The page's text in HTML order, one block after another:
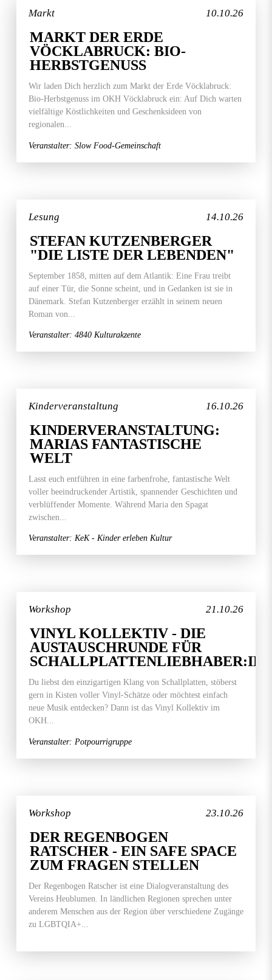
10.10.26
Markt
MARKT DER ERDE
VÖCKLABRUCK: BIO-
HERBSTGENUSS
Wir laden Dich herzlich zum Markt der Erde Vöcklabruck:
Bio-Herbstgenuss im OKH Vöcklabruck ein: Auf Dich warten
vielfältige Köstlichkeiten und Geschenksideen von
regionalen...
Veranstalter: Slow Food-Gemeinschaft
14.10.26
Lesung
STEFAN KUTZENBERGER
"DIE LISTE DER LEBENDEN"
September 1858, mitten auf dem Atlantik: Eine Frau treibt
auf einer Tür, die Sonne scheint, und in Gedanken ist sie in
Dänemark. Stefan Kutzenberger erzählt in seinem neuen
Roman von...
Veranstalter: 4840 Kulturakzente
16.10.26
Kinderveranstaltung
KINDERVERANSTALTUNG:
MARIAS FANTASTISCHE
WELT
Lasst euch entführen in eine farbenfrohe, fantastische Welt
voller beeindruckender Artistik, spannender Geschichten und
verblüffender Momente. Während Maria den Spagat
zwischen...
Veranstalter: KeK - Kinder erleben Kultur
21.10.26
Workshop
VINYL KOLLEKTIV - DIE
AUSTAUSCHRUNDE FÜR
Du liebst den einzigartigen Klang von Schallplatten, stöberst
gern in Kisten voller Vinyl-Schätze oder möchtest einfach
neue Musik entdecken? Dann ist das Vinyl Kollektiv im
OKH...
Veranstalter: Potpourrigruppe
23.10.26
Workshop
DER REGENBOGEN
RATSCHER - EIN SAFE SPACE
ZUM FRAGEN STELLEN
Der Regenbogen Ratscher ist eine Dialogveranstaltung des
Vereins Heublumen. In ländlichen Regionen sprechen unter
anderem Menschen aus der Region über verschiedene Zugänge
zu LGBTQIA+...